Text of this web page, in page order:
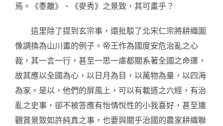
焉。《黍離》、《麥秀》之景致，其可畫乎？
這里除了提到玄宗事，還批駁了北宋仁宗將耕織圖
像調換為山川畫的例子。帝王作為國度安危治亂之心
裁，其一言一行，甚至一思一慮都關系著全國之命運，
故其應以全國為心，以日月為目，以萬物為量，以四海
為家。是以，他們的屏風上，可以有載道之六經，有治
亂之史事，卻不被答應有怡情悅性的小我喜好，甚至連
觀賞景致如許純真之事，也要與關乎治國的農家耕織聯